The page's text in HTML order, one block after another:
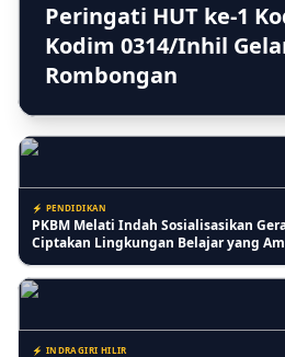
Peringati HUT ke-1
Kodim 0314/Inhil
Rombongan
Kasi Lantaskim Imigrasi Tembilahan
⚡ PENDIDIKAN
PKBM Melati Indah Sosialisasikan
Ciptakan Lingkungan Belajar yang
⚡ INDRAGIRI HILIR